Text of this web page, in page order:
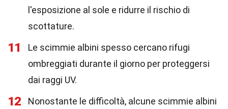
l'esposizione al sole e ridurre il rischio di
scottature.
11
Le scimmie albini spesso cercano rifugi
ombreggiati durante il giorno per proteggersi
dai raggi UV.
12
Nonostante le difficoltà, alcune scimmie albini